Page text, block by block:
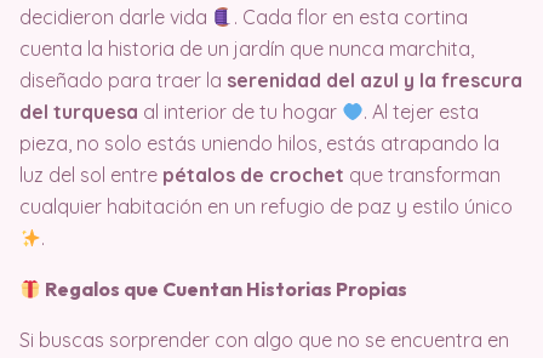
decidieron darle vida
. Cada flor en esta cortina
cuenta la historia de un jardín que nunca marchita,
diseñado para traer la serenidad del azul y la frescura
del turquesa al interior de tu hogar
. Al tejer esta
pieza, no solo estás uniendo hilos, estás atrapando la
luz del sol entre pétalos de crochet que transforman
cualquier habitación en un refugio de paz y estilo único
.
Regalos que Cuentan Historias Propias
Si buscas sorprender con algo que no se encuentra en